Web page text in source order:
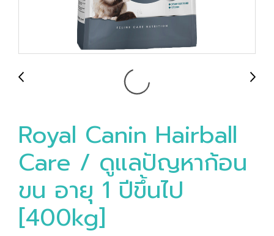
Royal Canin Hairball
Care / ดูแลปัญหาก้อน
ขน อายุ 1 ปีขึ้นไป
[400kg]